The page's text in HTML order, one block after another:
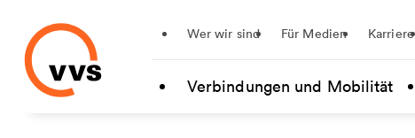
Zum Hauptinhalt springen
Wer wir sind Für Medien Karriere
Verbindungen und Mobilität